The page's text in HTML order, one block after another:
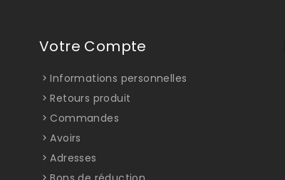
Votre Compte
Informations personnelles
Retours produit
Commandes
Avoirs
Adresses